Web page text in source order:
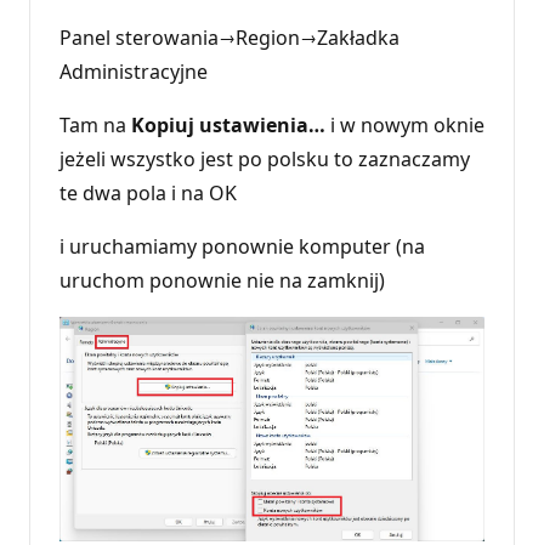
Panel sterowania→Region→Zakładka
Administracyjne
Tam na Kopiuj ustawienia… i w nowym oknie
jeżeli wszystko jest po polsku to zaznaczamy
te dwa pola i na OK
i uruchamiamy ponownie komputer (na
uruchom ponownie nie na zamknij)